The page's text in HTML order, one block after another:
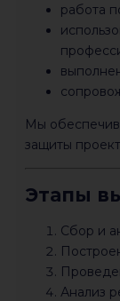
работа
Мы
защиты
Этапы
Сбор и
Анализ